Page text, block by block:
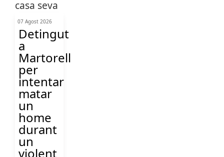
07 Agost 2026
Detingut
a
Martorell
per
intentar
matar
un
home
durant
un
violent